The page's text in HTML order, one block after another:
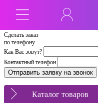
Сделать заказ
по телефону
Как Вас зовут?
Контактный телефон
Каталог товаров